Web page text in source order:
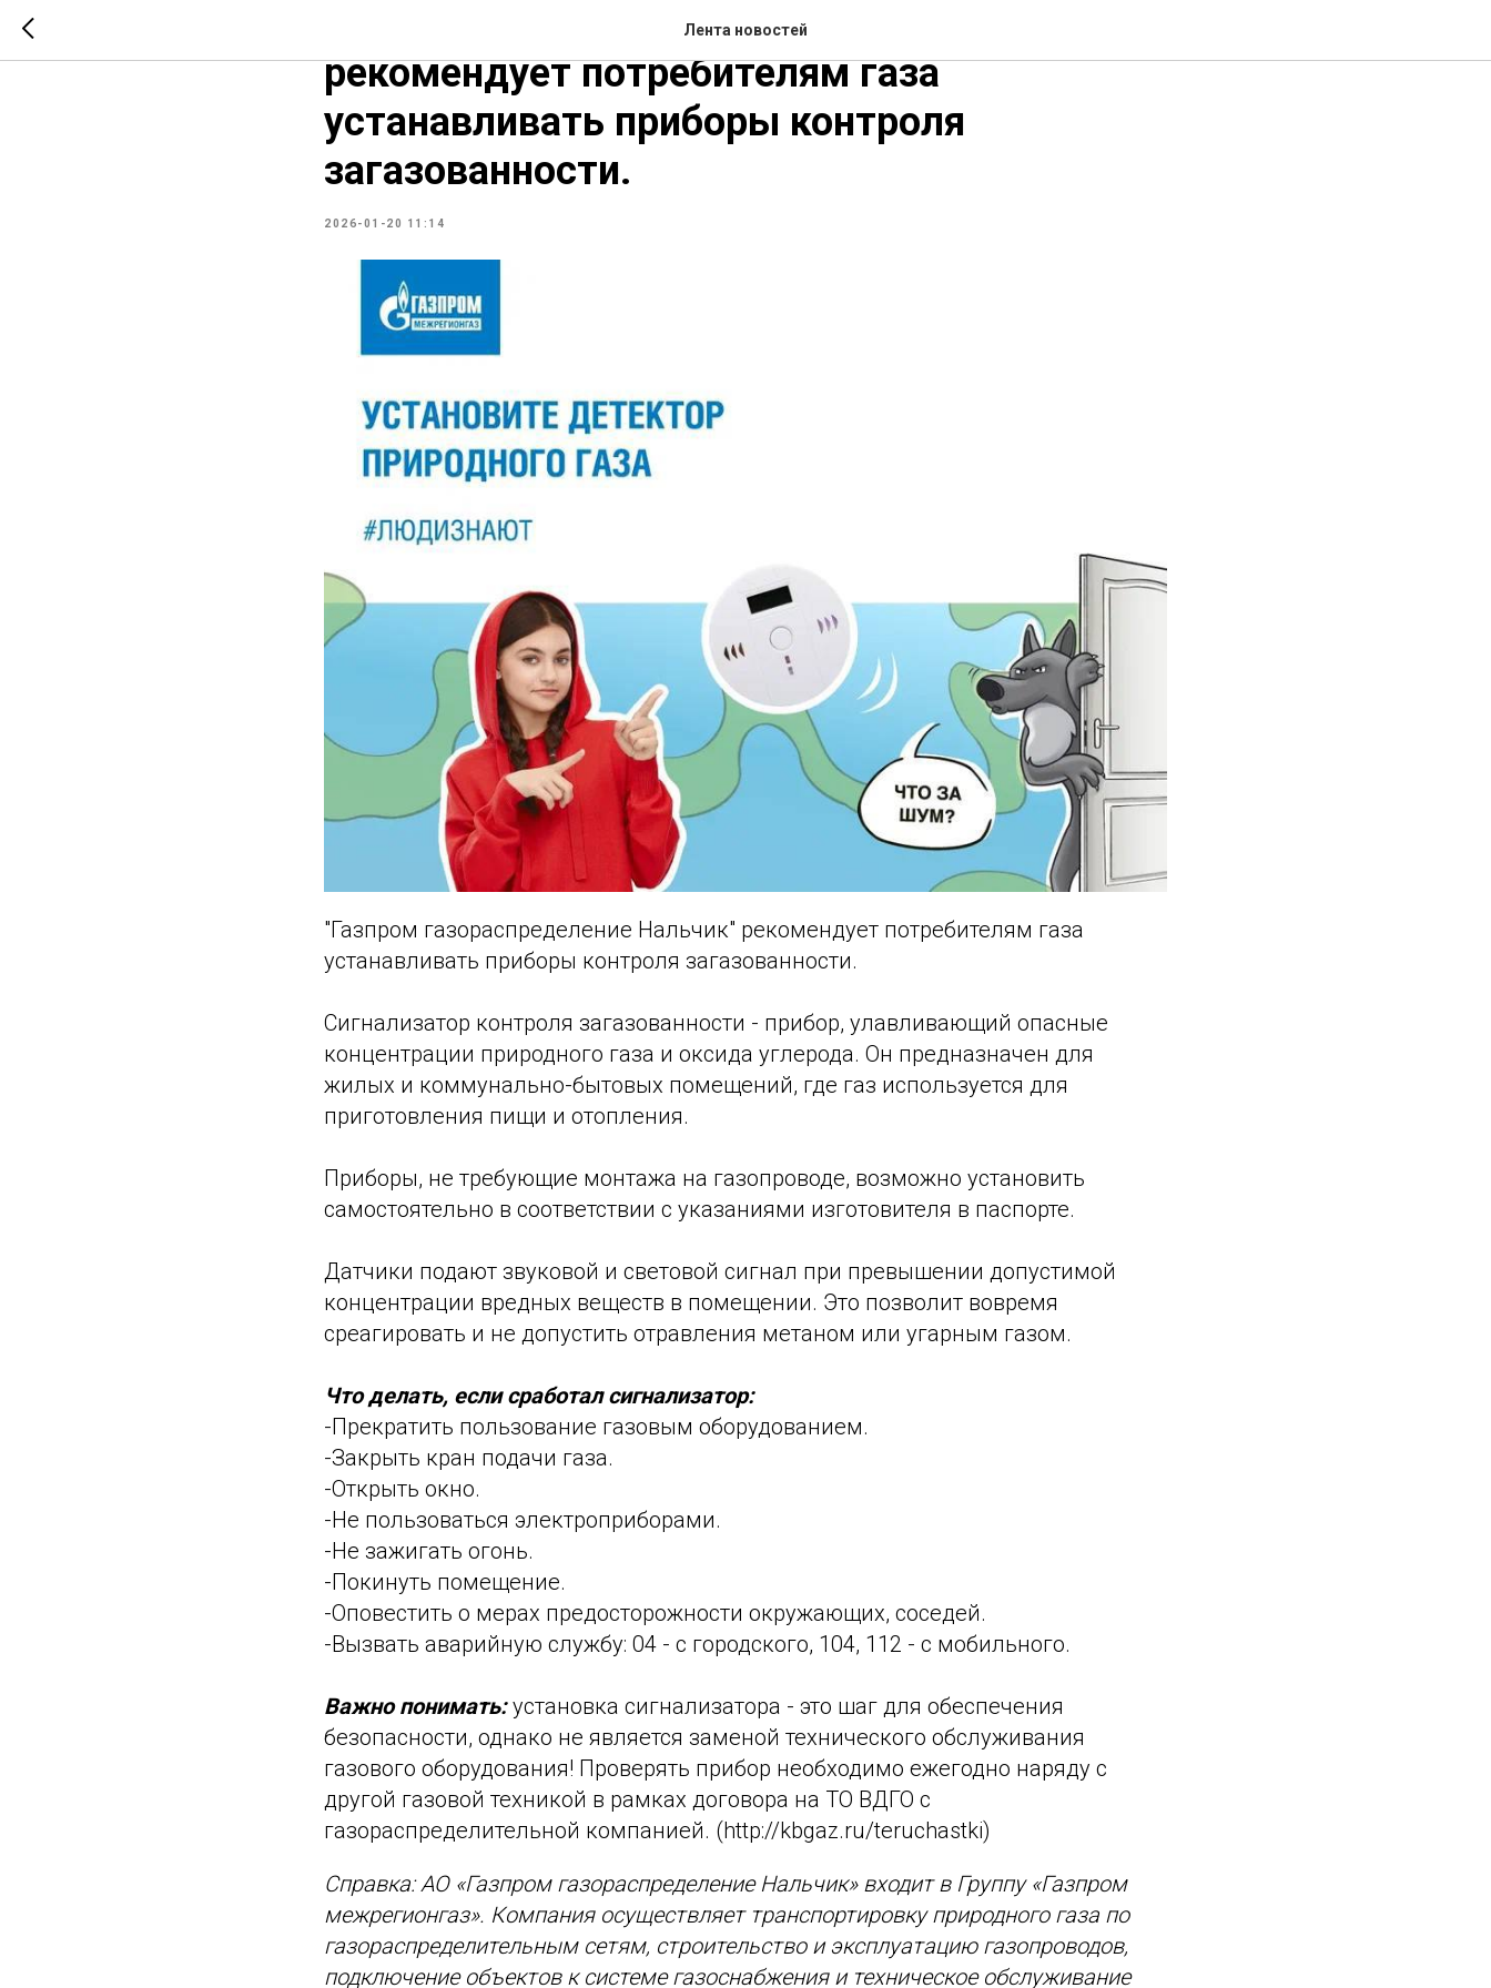
Лента новостей
"Газпром газораспределение Нальчик"
рекомендует потребителям газа
устанавливать приборы контроля
загазованности.
2026-01-20 11:14
"Газпром газораспределение Нальчик" рекомендует потребителям газа
устанавливать приборы контроля загазованности.
Сигнализатор контроля загазованности - прибор, улавливающий опасные
концентрации природного газа и оксида углерода. Он предназначен для
жилых и коммунально-бытовых помещений, где газ используется для
приготовления пищи и отопления.
Приборы, не требующие монтажа на газопроводе, возможно установить
самостоятельно в соответствии с указаниями изготовителя в паспорте.
Датчики подают звуковой и световой сигнал при превышении допустимой
концентрации вредных веществ в помещении. Это позволит вовремя
среагировать и не допустить отравления метаном или угарным газом.
Что делать, если сработал сигнализатор:
-Прекратить пользование газовым оборудованием.
-Закрыть кран подачи газа.
-Открыть окно.
-Не пользоваться электроприборами.
-Не зажигать огонь.
-Покинуть помещение.
-Оповестить о мерах предосторожности окружающих, соседей.
-Вызвать аварийную службу: 04 - с городского, 104, 112 - с мобильного.
Важно понимать:установка сигнализатора - это шаг для обеспечения
безопасности, однако не является заменой технического обслуживания
газового оборудования! Проверять прибор необходимо ежегодно наряду с
другой газовой техникой в рамках договора на ТО ВДГО с
газораспределительной компанией. (http://kbgaz.ru/teruchastki)
Справка: АО «Газпром газораспределение Нальчик» входит в Группу «Газпром
межрегионгаз». Компания осуществляет транспортировку природного газа по
газораспределительным сетям, строительство и эксплуатацию газопроводов,
подключение объектов к системе газоснабжения и техническое обслуживание